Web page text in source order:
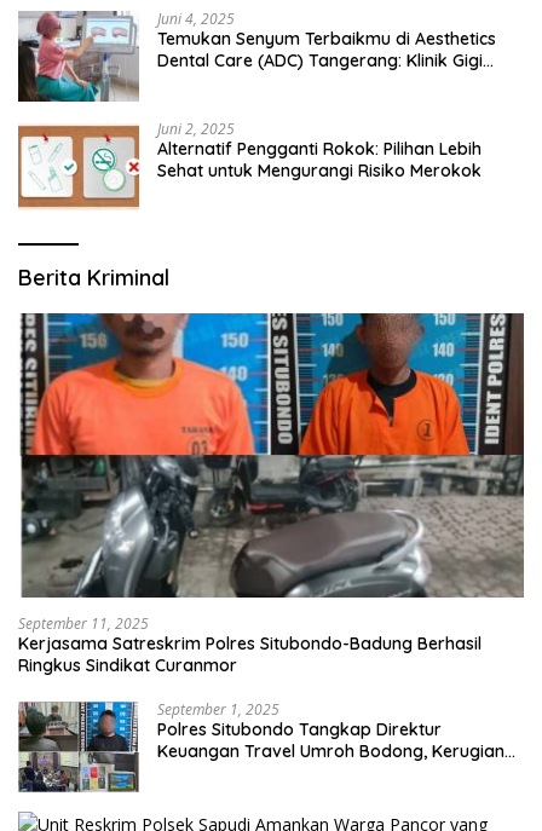
Juni 4, 2025
Temukan Senyum Terbaikmu di Aesthetics
Dental Care (ADC) Tangerang: Klinik Gigi
Juni 2, 2025
Alternatif Pengganti Rokok: Pilihan Lebih
Sehat untuk Mengurangi Risiko Merokok
Berita Kriminal
September 11, 2025
Kerjasama Satreskrim Polres Situbondo-Badung Berhasil
Ringkus Sindikat Curanmor
September 1, 2025
Polres Situbondo Tangkap Direktur
Keuangan Travel Umroh Bodong, Kerugian